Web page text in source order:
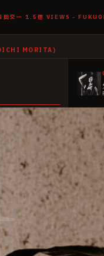
交一 1.5億 VIEWS -
MORITA)